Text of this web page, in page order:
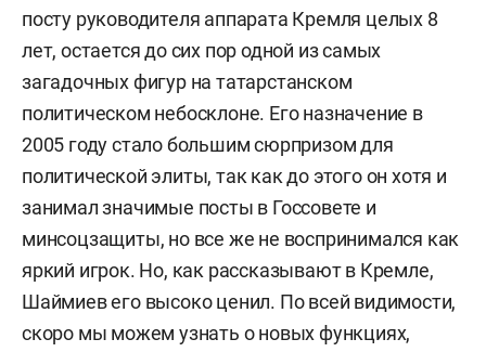
посту руководителя аппарата Кремля целых 8
лет, остается до сих пор одной из самых
загадочных фигур на татарстанском
политическом небосклоне. Его назначение в
2005 году стало большим сюрпризом для
политической элиты, так как до этого он хотя и
занимал значимые посты в Госсовете и
минсоцзащиты, но все же не воспринимался как
яркий игрок. Но, как рассказывают в Кремле,
Шаймиев его высоко ценил. По всей видимости,
скоро мы можем узнать о новых функциях,